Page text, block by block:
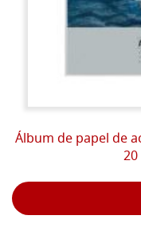
Álbum de papel de